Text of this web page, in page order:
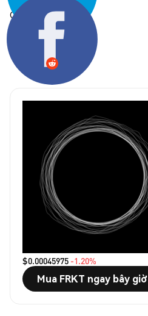
Chia sẻ:
$0.00045975 -1.20%
Mua FRKT ngay bây giờ